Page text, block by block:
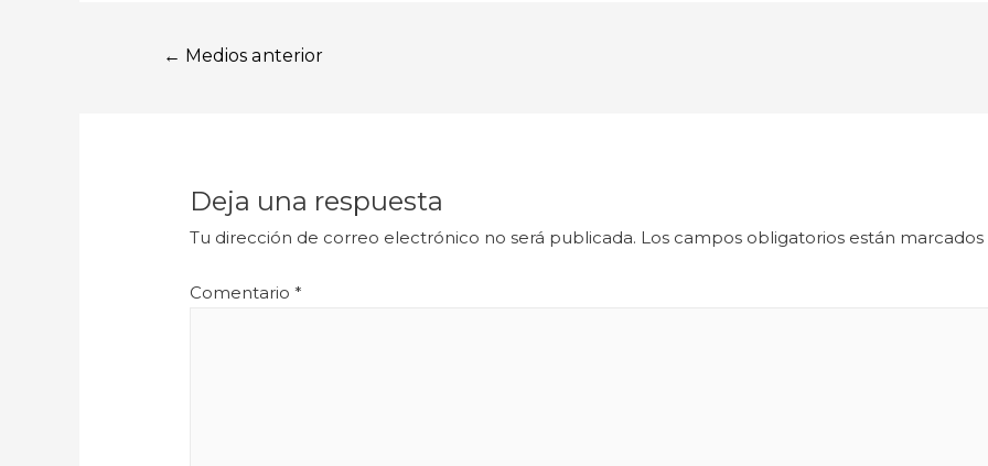
← Medios anterior
Deja una respuesta
Tu dirección de correo electrónico no será publicada. Los campos obligatorios están
Comentario*